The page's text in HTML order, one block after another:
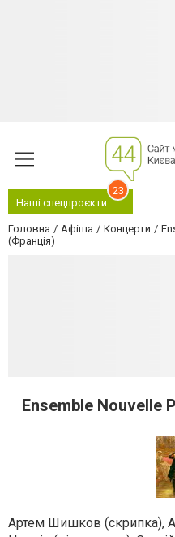
Наші спецпроєкти
23
Головна Афіша Концерти
(Франція)
Ensemble Nouvelle
Артем Шишков (скрипка),